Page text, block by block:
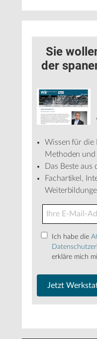
Sie
der
Wissen für die
Methoden
Das Beste aus
Fachartikel,
Ich habe die
erkläre mich
Jetzt